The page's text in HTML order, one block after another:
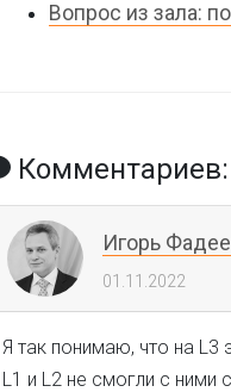
Вопрос из зала:
Игорь
01.11.2022
Я так понимаю, что на L3
L1 и L2 не смогли с ними